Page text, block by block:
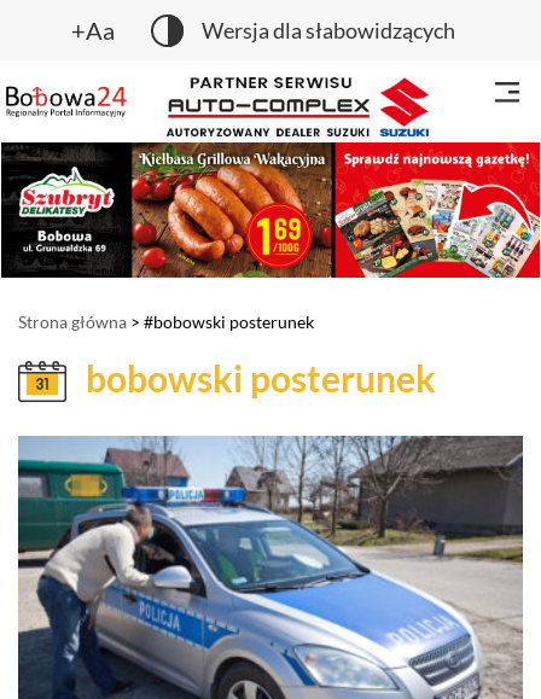
+Aa Wersja dla słabowidzących
Strona główna > #bobowski posterunek
bobowski posterunek